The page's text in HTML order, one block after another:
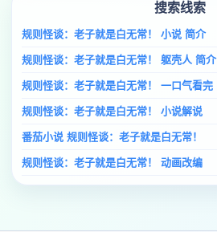
搜索线索
规则怪谈：老子就是白无常！ 小说 简介
规则怪谈：老子就是白无常！ 躯壳人 简介
规则怪谈：老子就是白无常！ 一口气看完
规则怪谈：老子就是白无常！ 小说解说
番茄小说 规则怪谈：老子就是白无常！
规则怪谈：老子就是白无常！ 动画改编